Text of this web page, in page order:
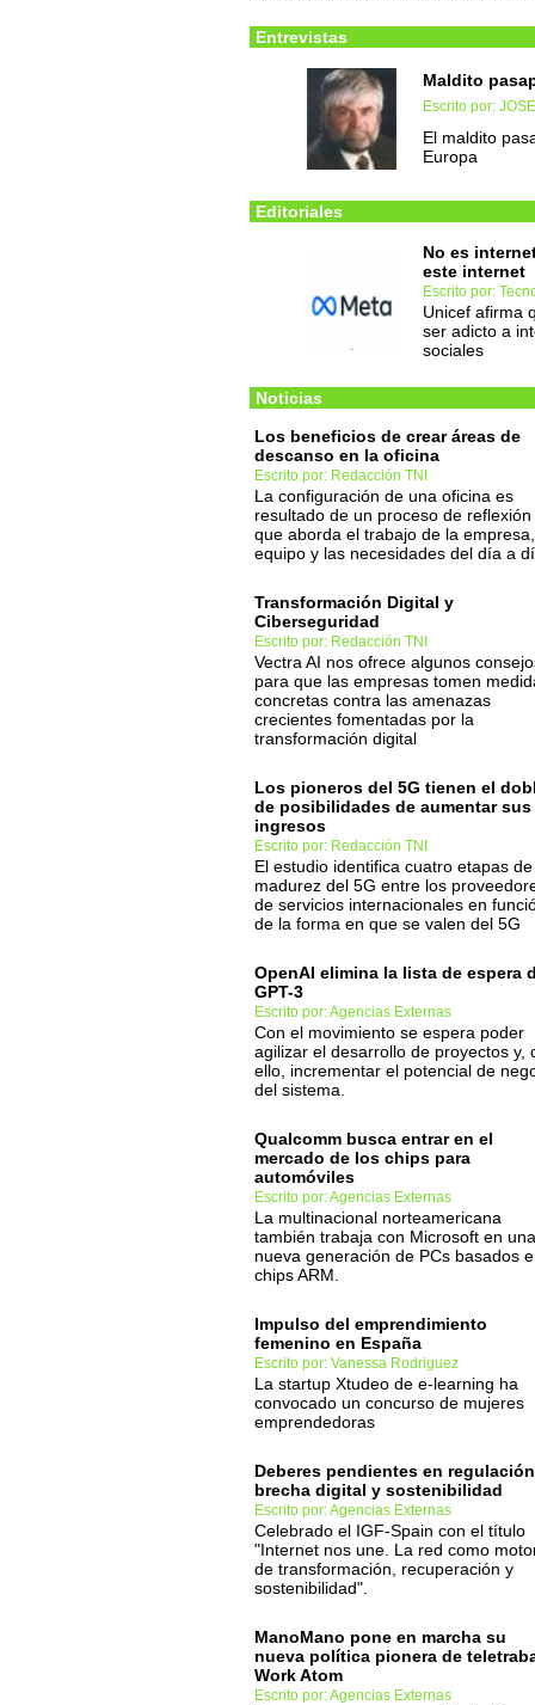
Entrevistas
Maldito
Escrito por:
El maldito
Europa
Editoriales
No es
este internet
Escrito por:
Unicef afirma
ser adicto a
sociales
Noticias
Los beneficios de crear áreas de
descanso en la oficina
Escrito por: Redacción TNI
La configuración de una oficina es
resultado de un proceso de reflexión
que aborda el trabajo de la
equipo y las necesidades del día a
Transformación Digital y
Ciberseguridad
Escrito por: Redacción TNI
Vectra AI nos ofrece algunos
para que las empresas tomen
concretas contra las amenazas
crecientes fomentadas por la
transformación digital
Los pioneros del 5G tienen el
de posibilidades de aumentar sus
ingresos
Escrito por: Redacción TNI
El estudio identifica cuatro etapas de
madurez del 5G entre los
de servicios internacionales en
de la forma en que se valen del 5G
OpenAI elimina la lista de espera
GPT-3
Escrito por: Agencias Externas
Con el movimiento se espera poder
agilizar el desarrollo de proyectos y,
ello, incrementar el potencial de
del sistema.
Qualcomm busca entrar en el
mercado de los chips para
automóviles
Escrito por: Agencias Externas
La multinacional norteamericana
también trabaja con Microsoft en una
nueva generación de PCs basados
chips ARM.
Impulso del emprendimiento
femenino en España
Escrito por: Vanessa Rodriguez
La startup Xtudeo de e-learning ha
convocado un concurso de mujeres
emprendedoras
Deberes pendientes en
brecha digital y sostenibilidad
Escrito por: Agencias Externas
Celebrado el IGF-Spain con el título
"Internet nos une. La red como
de transformación, recuperación y
sostenibilidad".
ManoMano pone en marcha su
nueva política pionera de
Work Atom
Escrito por: Agencias Externas